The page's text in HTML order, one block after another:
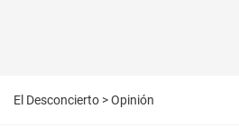
El Desconcierto >Opinión